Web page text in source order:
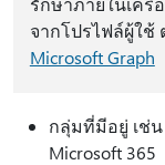
จากโปรไฟล์ผู้ใช้
Microsoft Graph
กลุ่มที่มีอยู่ เช่
Microsoft 365